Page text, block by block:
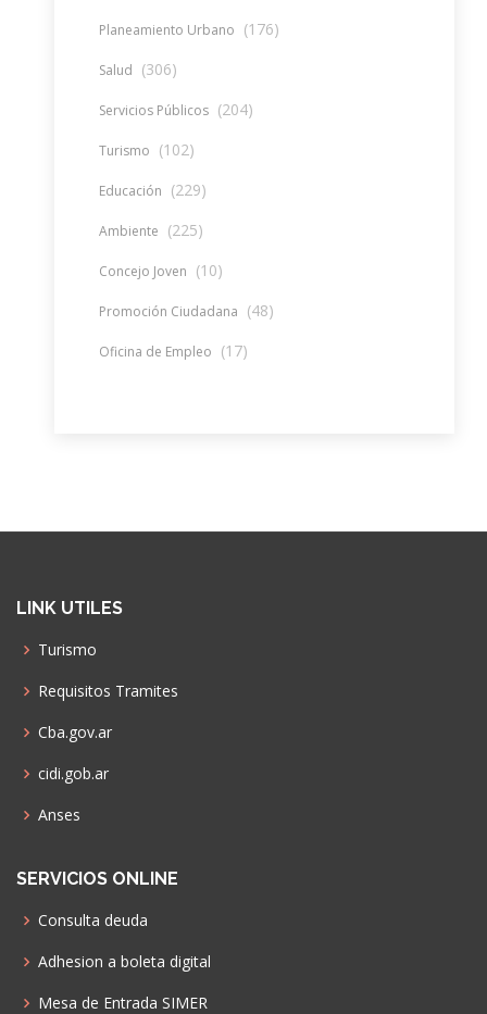
Planeamiento Urbano (176)
Salud (306)
Servicios Públicos (204)
Turismo (102)
Educación (229)
Ambiente (225)
Concejo Joven (10)
Promoción Ciudadana (48)
Oficina de Empleo (17)
LINK UTILES
Turismo
Requisitos Tramites
Cba.gov.ar
cidi.gob.ar
Anses
SERVICIOS ONLINE
Consulta deuda
Adhesion a boleta digital
Mesa de Entrada SIMER